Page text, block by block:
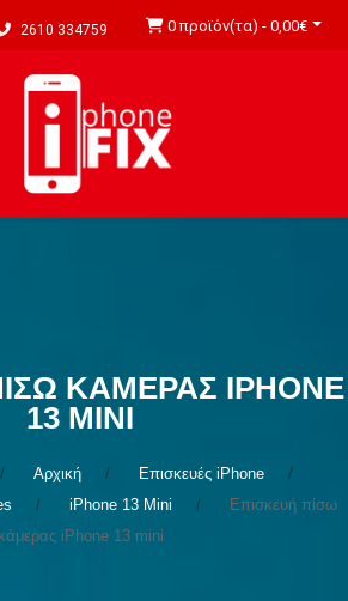
2610 334759 0 προϊόν(τα) - 0,00€
ΚΆΜΕΡΑΣ IPHONE
13 MINI
Αρχική
Επισκευές iPhone
iPhone 13 Mini
Επισκευή πίσω
κάμερας iPhone 13 mini